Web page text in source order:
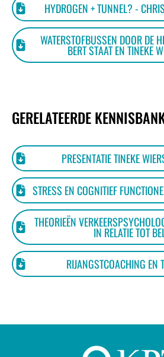
HYDROGEN + TUNNEL? -
WATERSTOFBUSSEN DOOR DE
BERT STAAT EN TINEKE
GERELATEERDE
PRESENTATIE TINEKE
STRESS EN COGNITIEF
THEORIEËN
IN RELATIE TOT
RIJANGSTCOACHING EN